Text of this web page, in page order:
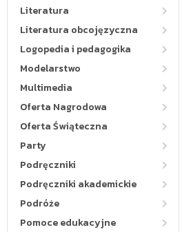
Literatura
Literatura obcojęzyczna
Logopedia i pedagogika
Modelarstwo
Multimedia
Oferta Nagrodowa
Oferta Świąteczna
Party
Podręczniki
Podręczniki akademickie
Podróże
Pomoce edukacyjne